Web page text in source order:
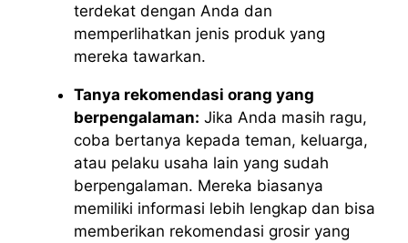
terdekat dengan Anda dan
memperlihatkan jenis produk yang
mereka tawarkan.
Tanya rekomendasi orang yang
berpengalaman: Jika Anda masih ragu,
coba bertanya kepada teman, keluarga,
atau pelaku usaha lain yang sudah
berpengalaman. Mereka biasanya
memiliki informasi lebih lengkap dan bisa
memberikan rekomendasi grosir yang